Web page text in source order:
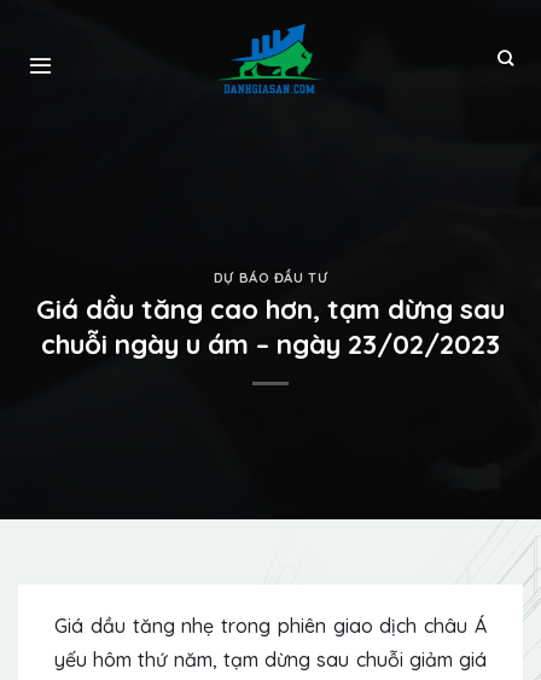
DỰ BÁO ĐẦU TƯ
Giá dầu tăng cao hơn, tạm dừng sau
chuỗi ngày u ám – ngày 23/02/2023
Giá dầu tăng nhẹ trong phiên giao dịch châu Á
yếu hôm thứ năm, tạm dừng sau chuỗi giảm giá